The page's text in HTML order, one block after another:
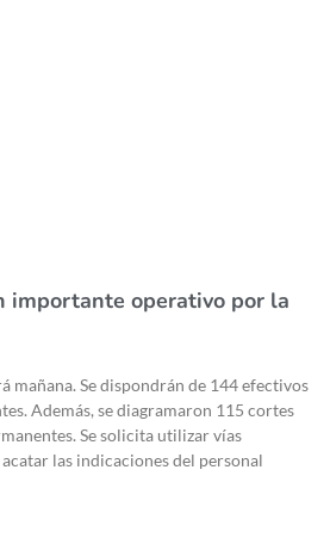
importante operativo por la
mañana. Se dispondrán de 144 efectivos
Además, se diagramaron 115 cortes
Se solicita utilizar vías
las indicaciones del personal